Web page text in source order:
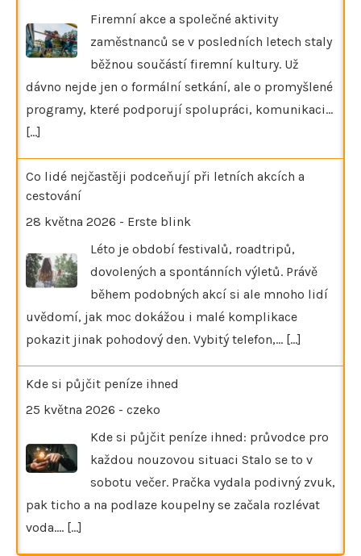
Firemní akce a společné aktivity
zaměstnanců se v posledních letech staly
běžnou součástí firemní kultury. Už
dávno nejde jen o formální setkání, ale o promyšlené
programy, které podporují spolupráci, komunikaci…
[...]
Co lidé nejčastěji podceňují při letních akcích a
cestování
28 května 2026 - Erste blink
Léto je období festivalů, roadtripů,
dovolených a spontánních výletů. Právě
během podobných akcí si ale mnoho lidí
uvědomí, jak moc dokážou i malé komplikace
pokazit jinak pohodový den. Vybitý telefon,… [...]
Kde si půjčit peníze ihned
25 května 2026 - czeko
Kde si půjčit peníze ihned: průvodce pro
každou nouzovou situaci Stalo se to v
sobotu večer. Pračka vydala podivný zvuk,
pak ticho a na podlaze koupelny se začala rozlévat
voda.… [...]